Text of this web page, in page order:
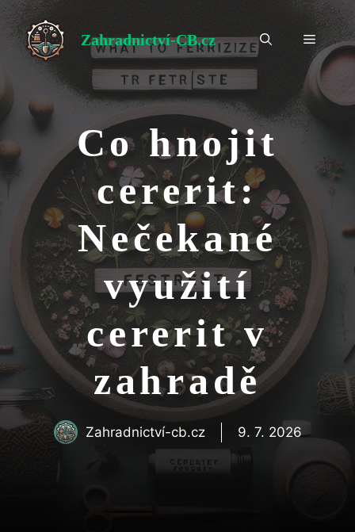
Přeskočit
na
obsah
Zahradnictví-CB.cz Menu
Co hnojit
cererit:
Nečekané
využití
cererit v
zahradě
Zahradnictví-cb.cz 9. 7. 2026